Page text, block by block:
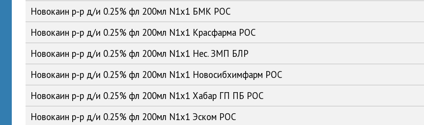
Новокаин р-р д/и 0.25% фл 200мл N1x1 БМК РОС
Новокаин р-р д/и 0.25% фл 200мл N1x1 Красфарма РОС
Новокаин р-р д/и 0.25% фл 200мл N1x1 Нес. ЗМП БЛР
Новокаин р-р д/и 0.25% фл 200мл N1x1 Новосибхимфарм РОС
Новокаин р-р д/и 0.25% фл 200мл N1x1 Хабар ГП ПБ РОС
Новокаин р-р д/и 0.25% фл 200мл N1x1 Эском РОС